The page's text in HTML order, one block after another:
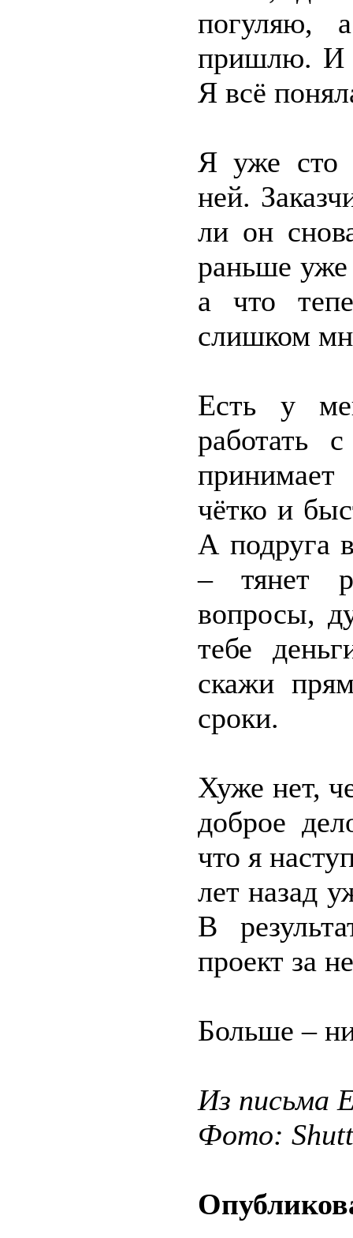
погуляю,
пришлю. И
Я всё
Я уже сто
ней.
ли он
раньше уже
а что
слишком
Есть у
работать
чётко и
А подруга
– тянет
вопросы,
тебе
скажи
сроки.
Хуже нет,
доброе
что я
лет назад
В
проект за
Больше –
Из письма
Фото: